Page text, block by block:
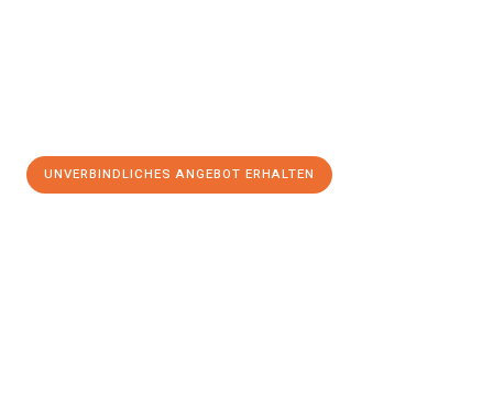
UNVERBINDLICHES ANGEBOT ERHALTEN